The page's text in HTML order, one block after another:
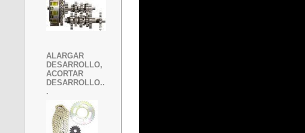
ALARGAR
DESARROLLO,
ACORTAR
DESARROLLO..
.